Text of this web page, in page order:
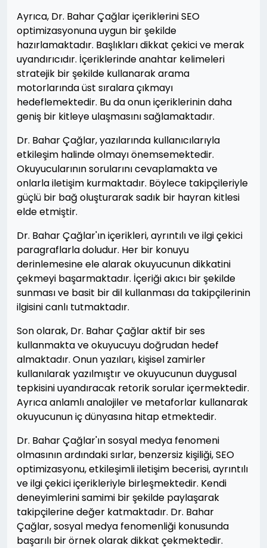
Ayrıca, Dr. Bahar Çağlar içeriklerini SEO
optimizasyonuna uygun bir şekilde
hazırlamaktadır. Başlıkları dikkat çekici ve merak
uyandırıcıdır. İçeriklerinde anahtar kelimeleri
stratejik bir şekilde kullanarak arama
motorlarında üst sıralara çıkmayı
hedeflemektedir. Bu da onun içeriklerinin daha
geniş bir kitleye ulaşmasını sağlamaktadır.
Dr. Bahar Çağlar, yazılarında kullanıcılarıyla
etkileşim halinde olmayı önemsemektedir.
Okuyucularının sorularını cevaplamakta ve
onlarla iletişim kurmaktadır. Böylece takipçileriyle
güçlü bir bağ oluşturarak sadık bir hayran kitlesi
elde etmiştir.
Dr. Bahar Çağlar'ın içerikleri, ayrıntılı ve ilgi çekici
paragraflarla doludur. Her bir konuyu
derinlemesine ele alarak okuyucunun dikkatini
çekmeyi başarmaktadır. İçeriği akıcı bir şekilde
sunması ve basit bir dil kullanması da takipçilerinin
ilgisini canlı tutmaktadır.
Son olarak, Dr. Bahar Çağlar aktif bir ses
kullanmakta ve okuyucuyu doğrudan hedef
almaktadır. Onun yazıları, kişisel zamirler
kullanılarak yazılmıştır ve okuyucunun duygusal
tepkisini uyandıracak retorik sorular içermektedir.
Ayrıca anlamlı analojiler ve metaforlar kullanarak
okuyucunun iç dünyasına hitap etmektedir.
Dr. Bahar Çağlar'ın sosyal medya fenomeni
olmasının ardındaki sırlar, benzersiz kişiliği, SEO
optimizasyonu, etkileşimli iletişim becerisi, ayrıntılı
ve ilgi çekici içerikleriyle birleşmektedir. Kendi
deneyimlerini samimi bir şekilde paylaşarak
takipçilerine değer katmaktadır. Dr. Bahar
Çağlar, sosyal medya fenomenliği konusunda
başarılı bir örnek olarak dikkat çekmektedir.